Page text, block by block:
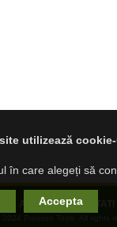
ANPC|MODALITATI
2024 Proxxon Tools All rights
utilizează
care alegeți să
Accepta